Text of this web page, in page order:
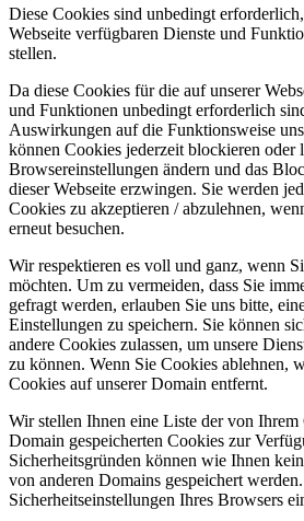
Diese Cookies sind unbedingt
Webseite verfügbaren Dienste und
stellen.
Da diese Cookies für die auf unserer
und Funktionen unbedingt erforderlich
Auswirkungen auf die Funktionsweise
können Cookies jederzeit blockieren oder
Browsereinstellungen ändern und das
dieser Webseite erzwingen. Sie werden
Cookies zu akzeptieren / abzulehnen,
erneut besuchen.
Wir respektieren es voll und ganz, wenn
möchten. Um zu vermeiden, dass Sie
gefragt werden, erlauben Sie uns bitte,
Einstellungen zu speichern. Sie können
andere Cookies zulassen, um unsere
zu können. Wenn Sie Cookies ablehnen,
Cookies auf unserer Domain entfernt.
Wir stellen Ihnen eine Liste der von Ihrem
Domain gespeicherten Cookies zur
Sicherheitsgründen können wie Ihnen
von anderen Domains gespeichert
Sicherheitseinstellungen Ihres Browsers